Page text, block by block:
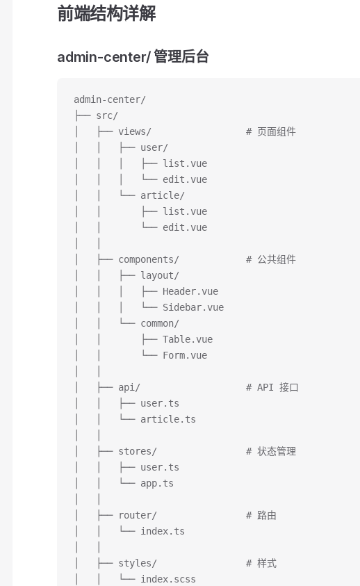
前端结构详解
admin-center/ 管理后台
admin-center/
├── src/
│   ├── views/                 # 页面组件
│   │   ├── user/
│   │   │   ├── list.vue
│   │   │   └── edit.vue
│   │   └── article/
│   │       ├── list.vue
│   │       └── edit.vue
│   ├── components/            # 公共组件
│   │   ├── layout/
│   │   │   ├── Header.vue
│   │   │   └── Sidebar.vue
│   │   └── common/
│   │       ├── Table.vue
│   │       └── Form.vue
│   ├── api/                   # API 接口
│   │   ├── user.ts
│   │   └── article.ts
│   ├── stores/                # 状态管理
│   │   ├── user.ts
│   │   └── app.ts
│   ├── router/                # 路由
│   │   └── index.ts
│   ├── styles/                # 样式
│   │   └── index.scss